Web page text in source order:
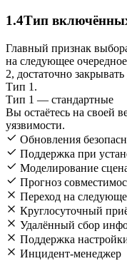
1.4Тип
Главный признак
на следующее
2, достаточно
Тип 1.
Тип 1 — стандартные
Вы остаётесь на своей
уязвимости.
Обновления
Поддержка при
Моделирование
Прогноз
Переход на
Круглосуточный
Удалённый сбор
Поддержка
Инцидент-менеджер